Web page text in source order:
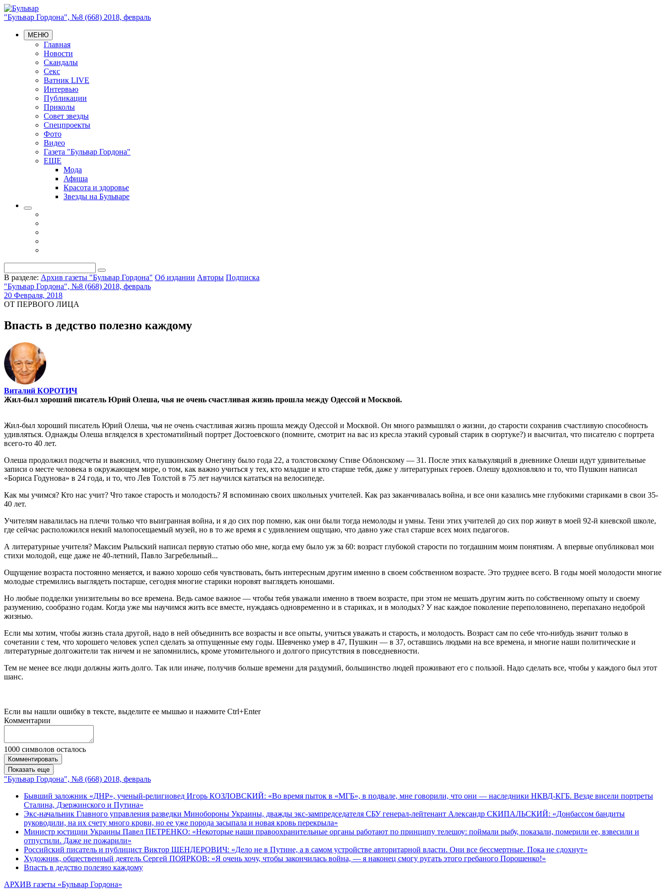
"Бульвар Гордона", №8 (668) 2018, февраль
МЕНЮ
Главная
Новости
Скандалы
Секс
Ватник LIVE
Интервью
Публикации
Приколы
Совет звезды
Спецпроекты
Фото
Видео
Газета "Бульвар Гордона"
ЕЩЕ
Мода
Афиша
Красота и здоровье
Звезды на Бульваре
В разделе: Архив газеты "Бульвар Гордона" Об издании Авторы Подписка
"Бульвар Гордона", №8 (668) 2018, февраль
20 Февраля, 2018
ОТ ПЕРВОГО ЛИЦА
Впасть в дедство полезно каждому
Виталий КОРОТИЧ
Жил-был хороший писатель Юрий Олеша, чья не очень счастливая жизнь прошла между Одессой и Москвой.
Жил-был хороший писатель Юрий Олеша, чья не очень счастливая жизнь прошла между Одессой и Москвой. Он много размышлял о жизни, до старости сохранив счастливую способность
удивляться. Однажды Олеша вгляделся в хрестоматийный портрет Достоевского (помните, смотрит на вас из кресла этакий суровый старик в сюртуке?) и высчитал, что писателю с портрета
всего-то 40 лет.
Олеша продолжил подсчеты и выяснил, что пушкинскому Онегину было года 22, а толстовскому Стиве Облонскому — 31. После этих калькуляций в дневнике Олеши идут удивительные
записи о месте человека в окружающем мире, о том, как важно учиться у тех, кто младше и кто старше тебя, даже у литературных героев. Олешу вдохновляло и то, что Пушкин написал
«Бориса Годунова» в 24 года, и то, что Лев Толстой в 75 лет научился кататься на велосипеде.
Как мы учимся? Кто нас учит? Что такое старость и молодость? Я вспоминаю своих школьных учителей. Как раз заканчивалась война, и все они казались мне глубокими стариками в свои 35-
40 лет.
Учителям навалилась на плечи только что выигранная война, и я до сих пор помню, как они были тогда немолоды и умны. Тени этих учителей до сих пор живут в моей 92-й киевской школе,
где сейчас расположился некий малопосещаемый музей, но в то же время я с удивлением ощущаю, что давно уже стал старше всех моих педагогов.
А литературные учителя? Максим Рыльский написал первую статью обо мне, когда ему было уж за 60: возраст глубокой старости по тогдашним моим понятиям. А впервые опубликовал мои
стихи молодой, еще даже не 40-летний, Павло Загребельный...
Ощущение возраста постоянно меняется, и важно хорошо себя чувствовать, быть интересным другим именно в своем собственном возрасте. Это труднее всего. В годы моей молодости многие
молодые стремились выглядеть постарше, сегодня многие старики норовят выглядеть юношами.
Но любые подделки унизительны во все времена. Ведь самое важное — чтобы тебя уважали именно в твоем возрасте, при этом не мешать другим жить по собственному опыту и своему
разумению, сообразно годам. Когда уже мы научимся жить все вместе, нуждаясь одновременно и в стариках, и в молодых? У нас каждое поколение переполовинено, перепахано недоброй
жизнью.
Если мы хотим, чтобы жизнь стала другой, надо в ней объединить все возрасты и все опыты, учиться уважать и старость, и молодость. Возраст сам по себе что-нибудь значит только в
сочетании с тем, что хорошего человек успел сделать за отпущенные ему годы. Шевченко умер в 47, Пушкин — в 37, оставшись людьми на все времена, и многие наши политические и
литературные долгожители так ничем и не запомнились, кроме утомительного и долгого присутствия в повседневности.
Тем не менее все люди должны жить долго. Так или иначе, получив больше времени для раздумий, большинство людей проживают его с пользой. Надо сделать все, чтобы у каждого был этот
шанс.
Если вы нашли ошибку в тексте, выделите ее мышью и нажмите Ctrl+Enter
Комментарии
1000 символов осталось
Комментировать
Показать еще
"Бульвар Гордона", №8 (668) 2018, февраль
Бывший заложник «ДНР», ученый-религиовед Игорь КОЗЛОВСКИЙ: «Во время пыток в «МГБ», в подвале, мне говорили, что они — наследники НКВД-КГБ. Везде висели портреты
Сталина, Дзержинского и Путина»
Экс-начальник Главного управления разведки Минобороны Украины, дважды экс-зампредседателя СБУ генерал-лейтенант Александр СКИПАЛЬСКИЙ: «Донбассом бандиты
руководили, на их счету много крови, но ее уже порода засыпала и новая кровь перекрыла»
Министр юстиции Украины Павел ПЕТРЕНКО: «Некоторые наши правоохранительные органы работают по принципу телешоу: поймали рыбу, показали, померили ее, взвесили и
отпустили. Даже не пожарили»
Российский писатель и публицист Виктор ШЕНДЕРОВИЧ: «Дело не в Путине, а в самом устройстве авторитарной власти. Они все бессмертные. Пока не сдохнут»
Художник, общественный деятель Сергей ПОЯРКОВ: «Я очень хочу, чтобы закончилась война, — я наконец смогу ругать этого гребаного Порошенко!»
Впасть в дедство полезно каждому
АРХИВ газеты «Бульвар Гордона»